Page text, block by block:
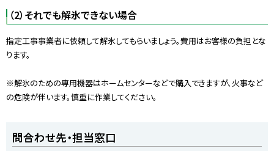
（2）それでも解氷できない場合
指定工事事業者に依頼して解氷してもらいましょう。費用はお客様の負担とな
ります。
※解氷のための専用機器はホームセンターなどで購入できますが、火事など
の危険が伴います。慎重に作業してください。
問合わせ先・担当窓口